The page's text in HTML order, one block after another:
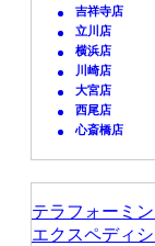
吉祥寺店
立川店
横浜店
川崎店
大宮店
西尾店
心斎橋店
テラフォーミ
エクスペディ